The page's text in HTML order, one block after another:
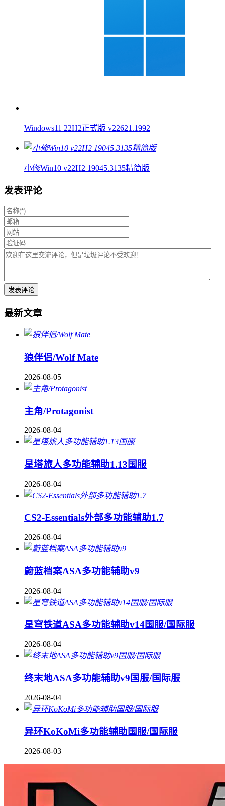
Windows11 22H2正式版 v22621.1992
小修Win10 v22H2 19045.3135精简版
发表评论
最新文章
狼伴侣/Wolf Mate
2026-08-05
主角/Protagonist
2026-08-04
星塔旅人多功能辅助1.13国服
2026-08-04
CS2-Essentials外部多功能辅助1.7
2026-08-04
蔚蓝档案ASA多功能辅助v9
2026-08-04
星穹铁道ASA多功能辅助v14国服/国际服
2026-08-04
终末地ASA多功能辅助v9国服/国际服
2026-08-04
异环KoKoMi多功能辅助国服/国际服
2026-08-03